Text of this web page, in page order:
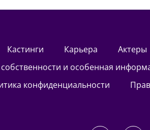
кастинги Карьера актеры
собственности и особенная
конфиденциальности